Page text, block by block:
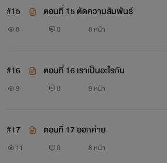
#15 ตอนที่ 15 ตัดความสัมพันธ์
8 0 8 หน้า
#16 ตอนที่ 16 เราเป็นอะไรกัน
9 0 9 หน้า
#17 ตอนที่ 17 ออกค่าย
11 0 8 หน้า